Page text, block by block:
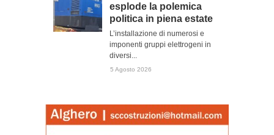
esplode la polemica
politica in piena estate
L’installazione di numerosi e
imponenti gruppi elettrogeni in
diversi...
5 Agosto 2026